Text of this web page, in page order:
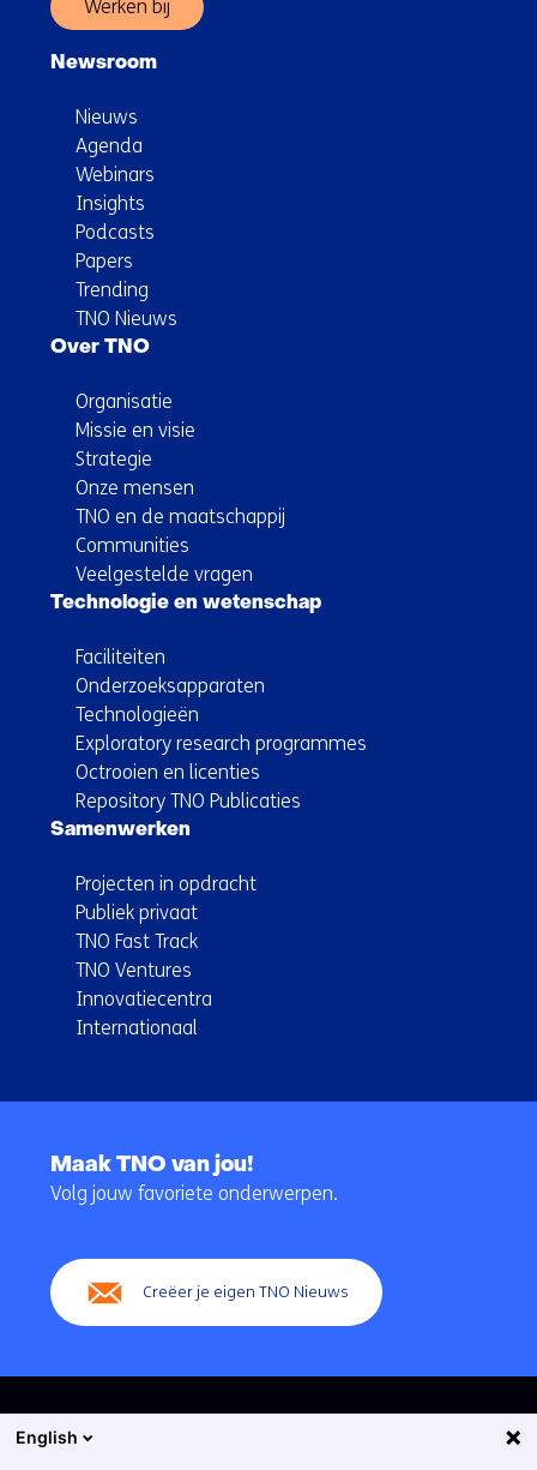
Werken bij
Newsroom
Nieuws
Agenda
Webinars
Insights
Podcasts
Papers
Trending
TNO Nieuws
Over TNO
Organisatie
Missie en visie
Strategie
Onze mensen
TNO en de maatschappij
Communities
Veelgestelde vragen
Technologie en wetenschap
Faciliteiten
Onderzoeksapparaten
Technologieën
Exploratory research programmes
Octrooien en licenties
Repository TNO Publicaties
Samenwerken
Projecten in opdracht
Publiek privaat
TNO Fast Track
TNO Ventures
Innovatiecentra
Internationaal
navigatie
Maak TNO van jou!
Volg jouw favoriete onderwerpen.
Creëer je eigen TNO Nieuws
English